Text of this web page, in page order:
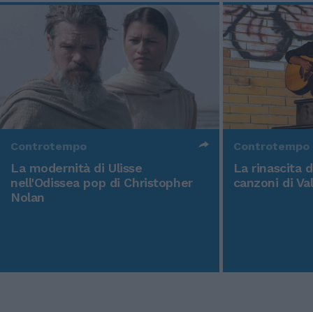
Controtempo
La modernità di Ulisse
nell'Odissea pop di Christopher
Nolan
Controtempo
La rinascita
canzoni di